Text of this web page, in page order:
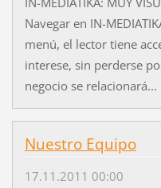
Navegar en IN-
menú, el lector tiene
interese, sin perderse
negocio se relacionará...
Nuestro Equipo
17.11.2011 00:00